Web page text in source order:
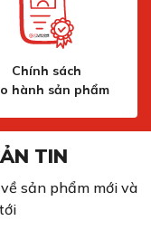
Chính sách
hành sản phẩm
TIN
sản phẩm mới và